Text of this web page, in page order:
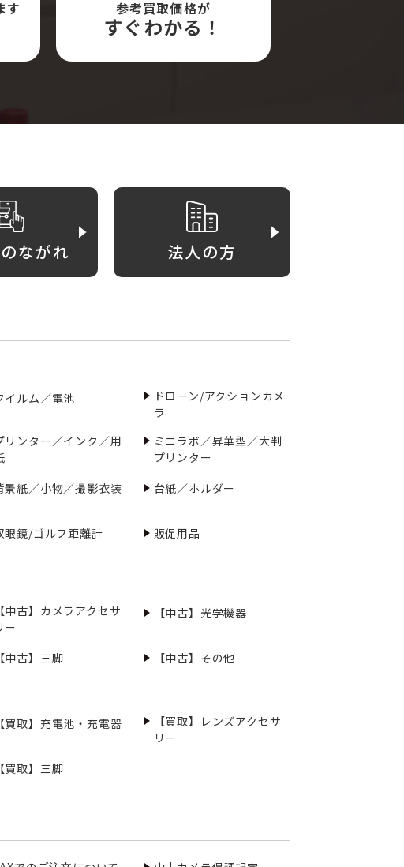
す 参考買取価格が
すぐわかる！
ながれ 法人の方
イルム／電池
ドローン/アクションカメ
ラ
リンター／インク／用
ミニラボ／昇華型／大判
プリンター
景紙／小物／撮影衣装 台紙／ホルダー
眼鏡/ゴルフ距離計 販促用品
【中古】カメラアクセサ
ー
【中古】光学機器
【中古】三脚 【中古】その他
【買取】充電池・充電器
【買取】レンズアクセサ
リー
【買取】三脚